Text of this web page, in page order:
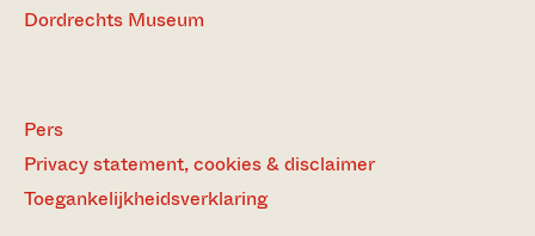
Dordrechts Museum
Pers
Privacy statement, cookies & disclaimer
Toegankelijkheidsverklaring